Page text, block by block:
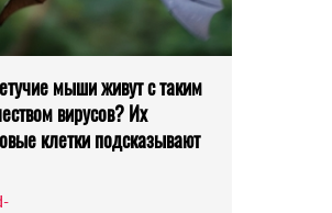
мыши живут с таким
вирусов? Их
клетки подсказывают